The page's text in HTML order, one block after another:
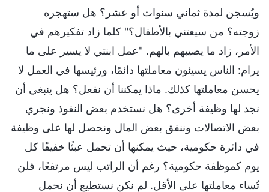
ويُسجن لمدة ثماني سنوات أو عشر؟ هل ستهجره
زوجته؟ من سيعتني بالأطفال؟" كلما زاد تفكيرهم في
الأمر، زاد ما يصيبهم بالهم. "عمل ابنتي لا يسير على ما
يرام: الناس يسيئون معاملتها دائمًا، ورئيسها في العمل لا
يحسن معاملتها كذلك. ماذا يمكننا أن نفعل؟ هل ينبغي أن
نجد لها وظيفة أخرى؟ هل نستخدم بعض النفوذ ونجري
بعض الاتصالات وننفق بعض المال ونحصل لها على وظيفة
في دائرة حكومية، حيث يمكنها أن تحمل عبئًا خفيفًا كل
يوم كموظفة حكومية؟ رغم أن الراتب ليس مرتفعًا، فلن
تُساء معاملتها على الأقل. لم نكن نستطيع أن نحمل